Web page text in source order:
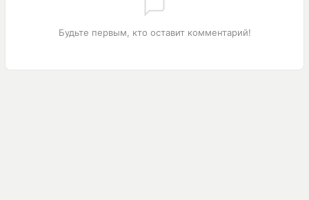
Будьте первым, кто оставит комментарий!